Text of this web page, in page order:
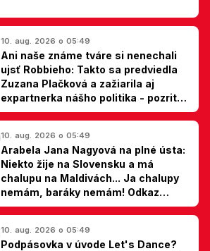
10. aug. 2026 o 05:49
Ani naše známe tváre si nenechali
ujsť Robbieho: Takto sa predviedla
Zuzana Plačková a zažiarila aj
expartnerka nášho politika - pozrite
si TOP outfity z Lovestreamu
10. aug. 2026 o 05:49
Arabela Jana Nagyová na plné ústa:
Niekto žije na Slovensku a má
chalupu na Maldivách... Ja chalupy
nemám, baráky nemám! Odkaz
Slovákom
10. aug. 2026 o 05:49
Podpásovka v úvode Let's Dance?